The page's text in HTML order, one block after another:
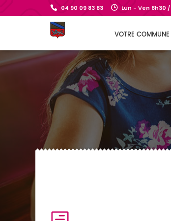
04 90 09 83 83 Lun - Ven 8h30
VOTRE COMMUNE